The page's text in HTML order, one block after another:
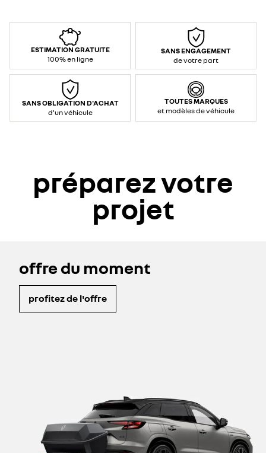
ESTIMATION GRATUITE
100% en ligne
SANS ENGAGEMENT
de votre part
SANS OBLIGATION D'ACHAT
d'un véhicule
TOUTES MARQUES
et modèles de véhicule
préparez votre
projet
offre du moment
profitez de l'offre